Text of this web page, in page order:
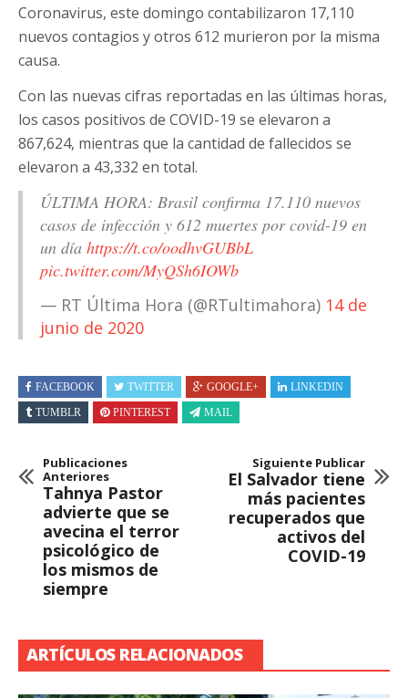
Coronavirus, este domingo contabilizaron 17,110
nuevos contagios y otros 612 murieron por la misma
causa.
Con las nuevas cifras reportadas en las últimas horas,
los casos positivos de COVID-19 se elevaron a
867,624, mientras que la cantidad de fallecidos se
elevaron a 43,332 en total.
ÚLTIMA HORA: Brasil confirma 17.110 nuevos
casos de infección y 612 muertes por covid-19 en
un día https://t.co/oodhvGUBbL
pic.twitter.com/MyQSh6IOWb
— RT Última Hora (@RTultimahora) 14 de
junio de 2020
FACEBOOK TWITTER GOOGLE+
LINKEDIN
TUMBLR
PINTEREST MAIL
Publicaciones
Anteriores
Tahnya Pastor
advierte que se
avecina el terror
psicológico de
los mismos de
siempre
Siguiente Publicar
El Salvador tiene
más pacientes
recuperados que
activos del
COVID-19
ARTÍCULOS RELACIONADOS